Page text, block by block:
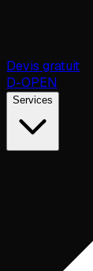
Devis gratuit
D-OPEN
Services